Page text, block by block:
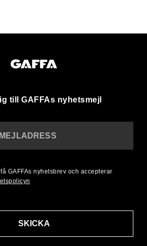
till GAFFAs nyhetsmejl
SKICKA
GAFFAs nyhetsbrev och accepterar